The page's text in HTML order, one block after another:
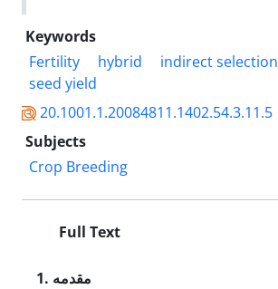
Keywords
Fertility
hybrid indirect selection
seed yield
20.1001.1.20084811.1402.54.3.11.5
Subjects
Crop Breeding
Full Text
1. مقدمه